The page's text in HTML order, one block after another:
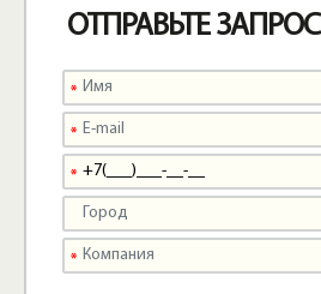
ОТПРАВЬТЕ ЗАПРОС